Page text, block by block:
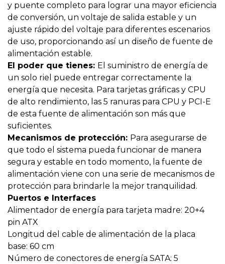
y puente completo para lograr una mayor eficiencia
de conversión, un voltaje de salida estable y un
ajuste rápido del voltaje para diferentes escenarios
de uso, proporcionando así un diseño de fuente de
alimentación estable.
El poder que tienes: El suministro de energía de
un solo riel puede entregar correctamente la
energía que necesita. Para tarjetas gráficas y CPU
de alto rendimiento, las 5 ranuras para CPU y PCI-E
de esta fuente de alimentación son más que
suficientes.
Mecanismos de protección: Para asegurarse de
que todo el sistema pueda funcionar de manera
segura y estable en todo momento, la fuente de
alimentación viene con una serie de mecanismos de
protección para brindarle la mejor tranquilidad.
Puertos e Interfaces
Alimentador de energía para tarjeta madre: 20+4
pin ATX
Longitud del cable de alimentación de la placa
base: 60 cm
Número de conectores de energía SATA: 5